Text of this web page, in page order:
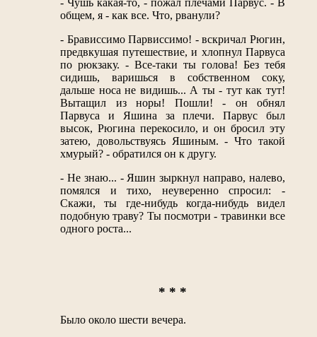
общем, я - как все. Что, рванули?
- Брависсимо Парвиссимо! - вскричал Рюгин,
предвкушая путешествие, и хлопнул Парвуса
по рюкзаку. - Все-таки ты голова! Без тебя
сидишь, варишься в собственном соку,
дальше носа не видишь... А ты - тут как тут!
Вытащил из норы! Пошли! - он обнял
Парвуса и Яшина за плечи. Парвус был
высок, Рюгина перекосило, и он бросил эту
затею, довольствуясь Яшиным. - Что такой
хмурый? - обратился он к другу.
- Не знаю... - Яшин зыркнул направо, налево,
помялся и тихо, неуверенно спросил: -
Скажи, ты где-нибудь когда-нибудь видел
подобную траву? Ты посмотри - травинки все
одного роста...
* * *
Было около шести вечера.